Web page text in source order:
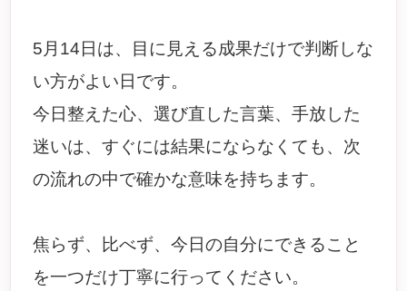
5月14日は、目に見える成果だけで判断しな
い方がよい日です。
今日整えた心、選び直した言葉、手放した
迷いは、すぐには結果にならなくても、次
の流れの中で確かな意味を持ちます。
焦らず、比べず、今日の自分にできること
を一つだけ丁寧に行ってください。